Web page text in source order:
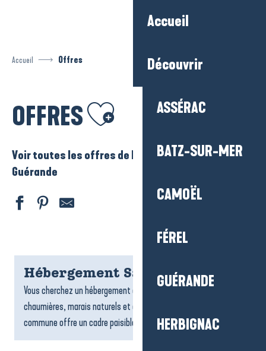
Accueil
Découvrir
ASSÉRAC
BATZ-SUR-MER
CAMOËL
FÉREL
GUÉRANDE
HERBIGNAC
Accueil Offres
OFFRES Ajouter aux favoris
Voir toutes les offres de La Baule – Presqu’ile de
Guérande
Hébergement Saint-Lyphard
Vous cherchez un hébergement à Saint-Lyphard ? Entre
chaumières, marais naturels et ambiance briéronne, la
commune offre un cadre paisible pour un séjour ressourçant....